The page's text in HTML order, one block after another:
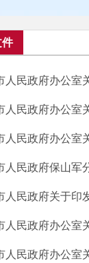
件
人民政府办公室
人民政府办公室
人民政府办公室
人民政府保山军
人民政府关于印
人民政府办公室
人民政府办公室